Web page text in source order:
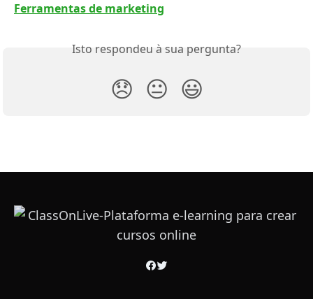
Ferramentas de marketing
Isto respondeu à sua pergunta?
😞 😐 😃